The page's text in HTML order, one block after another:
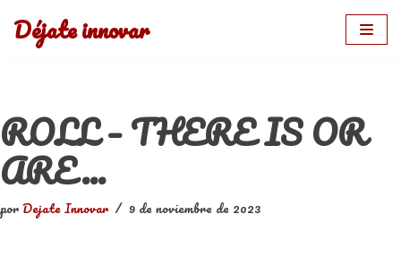
Saltar
Déjate innovar
ROLL – THERE IS OR
ARE…
porDejate Innovar 9 de noviembre de 2023